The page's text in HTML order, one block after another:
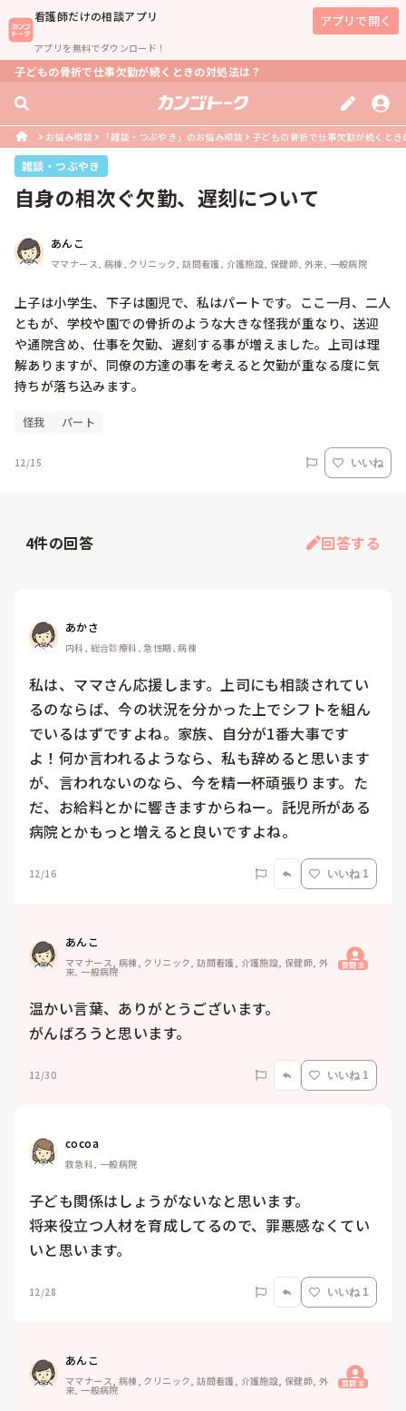
看護師だけの相談アプリ
アプリを無料でダウンロード！
アプリで開く
子どもの骨折で仕事欠勤が続くときの対処法は？
お悩み相談 「雑談・つぶやき」のお悩み相談 子どもの骨折で仕事欠勤が続くと
雑談・つぶやき
自身の相次ぐ欠勤、遅刻について
あんこ
ママナース, 病棟, クリニック, 訪問看護, 介護施設, 保健師, 外来, 一般病院
上子は小学生、下子は園児で、私はパートです。ここ一月、二人
ともが、学校や園での骨折のような大きな怪我が重なり、送迎
や通院含め、仕事を欠勤、遅刻する事が増えました。上司は理
解ありますが、同僚の方達の事を考えると欠勤が重なる度に気
持ちが落ち込みます。
怪我 パート
12/15 いいね
4件の回答 回答する
あかさ
内科, 総合診療科, 急性期, 病棟
私は、ママさん応援します。上司にも相談されてい
るのならば、今の状況を分かった上でシフトを組ん
でいるはずですよね。家族、自分が1番大事です
よ！何か言われるようなら、私も辞めると思います
が、言われないのなら、今を精一杯頑張ります。た
だ、お給料とかに響きますからねー。託児所がある
病院とかもっと増えると良いですよね。
12/16 いいね 1
あんこ
ママナース, 病棟, クリニック, 訪問看護, 介護施設, 保健師, 外
来, 一般病院 質問主
温かい言葉、ありがとうございます。
がんばろうと思います。
12/30 いいね 1
cocoa
救急科, 一般病院
子ども関係はしょうがないなと思います。
将来役立つ人材を育成してるので、罪悪感なくてい
いと思います。
12/28 いいね 1
あんこ
ママナース, 病棟, クリニック, 訪問看護, 介護施設, 保健師, 外
来, 一般病院 質問主